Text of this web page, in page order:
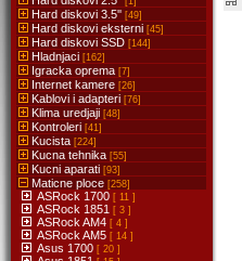
Hard diskovi 3.5'' [49]
Hard diskovi eksterni [45]
Hard diskovi SSD [144]
Hladnjaci [162]
Igracka oprema [7]
Internet kamere [26]
Kablovi i adapteri [76]
Klima uredjaji [48]
Kontroleri [41]
Kucista [224]
Kucna tehnika [55]
Kucni aparati [93]
Maticne ploce [258]
ASRock 1700 [ 11 ]
ASRock 1851 [ 3 ]
ASRock AM4 [ 4 ]
ASRock AM5 [ 14 ]
Asus 1700 [ 20 ]